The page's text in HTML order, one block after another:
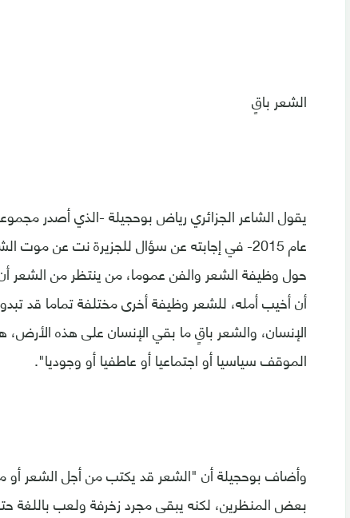
الشعر باقٍ
يقول الشاعر الجزائري رياض بوحجيلة -الذي أصدر
عام 2015- في إجابته عن سؤال للجزيرة نت عن
حول وظيفة الشعر والفن عموما، من ينتظر من الشعر
أن أخيب أمله، للشعر وظيفة أخرى مختلفة تماما قد
الإنسان، والشعر باقٍ ما بقي الإنسان على هذه
الموقف سياسيا أو اجتماعيا أو عاطفيا أو وجوديا".
وأضاف بوحجيلة أن "الشعر قد يكتب من أجل الشعر أو
بعض المنظرين، لكنه يبقى مجرد زخرفة ولعب باللغة